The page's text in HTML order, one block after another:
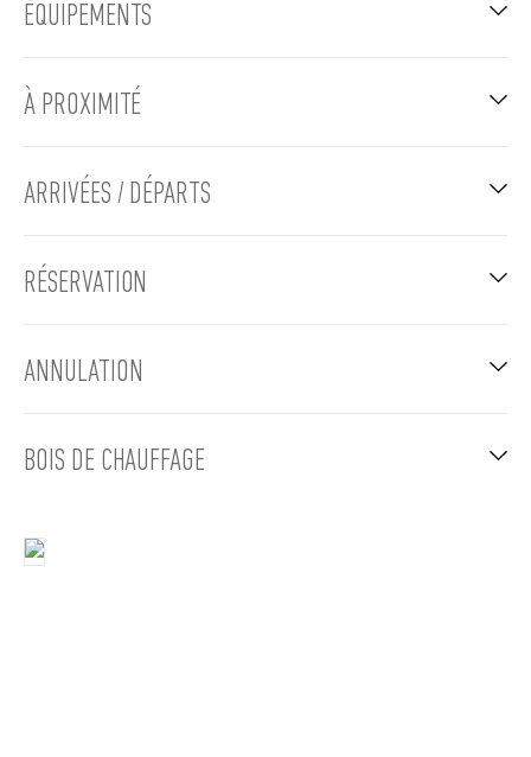
ÉQUIPEMENTS
À PROXIMITÉ
ARRIVÉES / DÉPARTS
RÉSERVATION
ANNULATION
BOIS DE CHAUFFAGE